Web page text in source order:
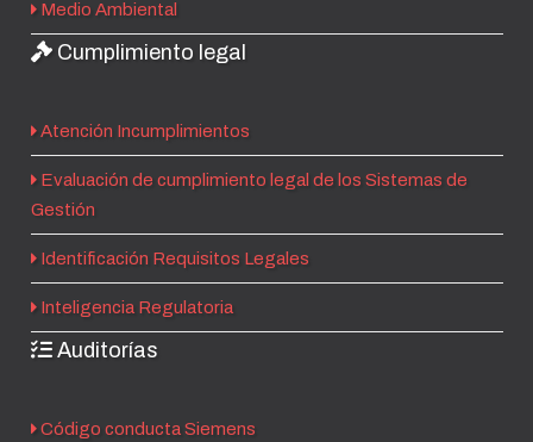
Medio Ambiental
Cumplimiento legal
Atención Incumplimientos
Evaluación de cumplimiento legal de los Sistemas de
Gestión
Identificación Requisitos Legales
Inteligencia Regulatoria
Auditorías
Código conducta Siemens